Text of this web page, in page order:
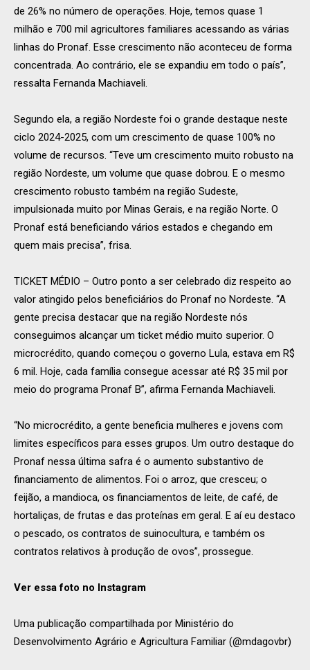
de 26% no número de operações. Hoje, temos quase 1
milhão e 700 mil agricultores familiares acessando as várias
linhas do Pronaf. Esse crescimento não aconteceu de forma
concentrada. Ao contrário, ele se expandiu em todo o país”,
ressalta Fernanda Machiaveli.
Segundo ela, a região Nordeste foi o grande destaque neste
ciclo 2024-2025, com um crescimento de quase 100% no
volume de recursos. “Teve um crescimento muito robusto na
região Nordeste, um volume que quase dobrou. E o mesmo
crescimento robusto também na região Sudeste,
impulsionada muito por Minas Gerais, e na região Norte. O
Pronaf está beneficiando vários estados e chegando em
quem mais precisa”, frisa.
TICKET MÉDIO – Outro ponto a ser celebrado diz respeito ao
valor atingido pelos beneficiários do Pronaf no Nordeste. “A
gente precisa destacar que na região Nordeste nós
conseguimos alcançar um ticket médio muito superior. O
microcrédito, quando começou o governo Lula, estava em R$
6 mil. Hoje, cada família consegue acessar até R$ 35 mil por
meio do programa Pronaf B”, afirma Fernanda Machiaveli.
“No microcrédito, a gente beneficia mulheres e jovens com
limites específicos para esses grupos. Um outro destaque do
Pronaf nessa última safra é o aumento substantivo de
financiamento de alimentos. Foi o arroz, que cresceu; o
feijão, a mandioca, os financiamentos de leite, de café, de
hortaliças, de frutas e das proteínas em geral. E aí eu destaco
o pescado, os contratos de suinocultura, e também os
contratos relativos à produção de ovos”, prossegue.
Ver essa foto no Instagram
Uma publicação compartilhada por Ministério do
Desenvolvimento Agrário e Agricultura Familiar (@mdagovbr)